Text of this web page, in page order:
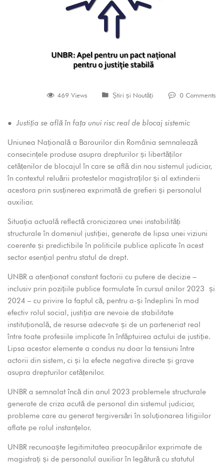
469 Views Știri și Noutăți 0 Comments
● Justiția se află în fața unui risc real de blocaj sistemic
Uniunea Națională a Barourilor din România semnalează
consecințele produse asupra drepturilor și libertăților
cetățenilor de blocajul în care se află din nou sistemul judiciar,
în contextul reluării protestelor magistraților și al extinderii
acestora prin susținerea exprimată de grefieri și personalul
auxiliar.
Situația actuală reflectă cronicizarea unei instabilități
structurale în domeniul justiției, generate de lipsa unei viziuni
coerente și predictibile în politicile publice aplicate în acest
sector esențial pentru statul de drept.
UNBR a atenționat constant factorii cu putere de decizie –
inclusiv prin pozițiile publice formulate în cursul anilor 2023 și
2024 – cu privire la faptul că, pentru a-și îndeplini în mod
efectiv rolul social, justiția are nevoie de stabilitate
instituțională, de resurse adecvate și de un parteneriat real
între toate profesiile implicate în înfăptuirea actului de justiție.
Lipsa acestor elemente a condus nu doar la tensiuni între
actorii din sistem, ci și la efecte negative directe și grave
asupra drepturilor cetățenilor.
UNBR a semnalat încă din anul 2023 problemele structurale
generate de criza acută de personal din sistemul judiciar,
probleme care au generat tergiversări în soluționarea litigiilor
aflate pe rolul instanțelor.
UNBR recunoaște legitimitatea preocupărilor exprimate de
magistrați și de personalul auxiliar în legătură cu statutul